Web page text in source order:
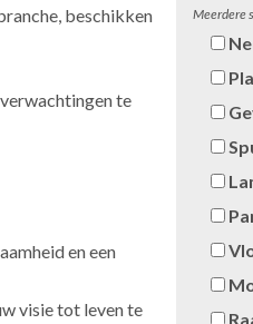
beschikken
te
en een
visie tot leven te
Meerdere